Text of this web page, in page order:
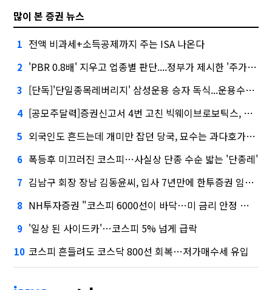
많이 본 증권 뉴스
1 전액 비과세+소득공제까지 주는 ISA 나온다
2 'PBR 0.8배' 지우고 업종별 판단....정부가 제시한 '주가 누르기' 방지법
3 [단독]'단일종목레버리지' 삼성운용 승자 독식...운용수익 미래에셋의 6배
4 [공모주달력]증권신고서 4번 고친 빅웨이브로보틱스, 수요예측
5 외국인도 흔드는데 개미만 잡던 당국, 묘수는 과다호가부담금?
6 폭등후 미끄러진 코스피…사실상 단종 수순 밟는 '단종레'
7 김남구 회장 장남 김동윤씨, 입사 7년만에 한투증권 임원 승진
8 NH투자증권 "코스피 6000선이 바닥…미 금리 안정 후 추가 회복"
9 '일상 된 사이드카'…코스피 5% 넘게 급락
10 코스피 흔들려도 코스닥 800선 회복…저가매수세 유입